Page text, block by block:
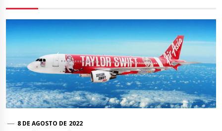
8 DE AGOSTO DE 2022